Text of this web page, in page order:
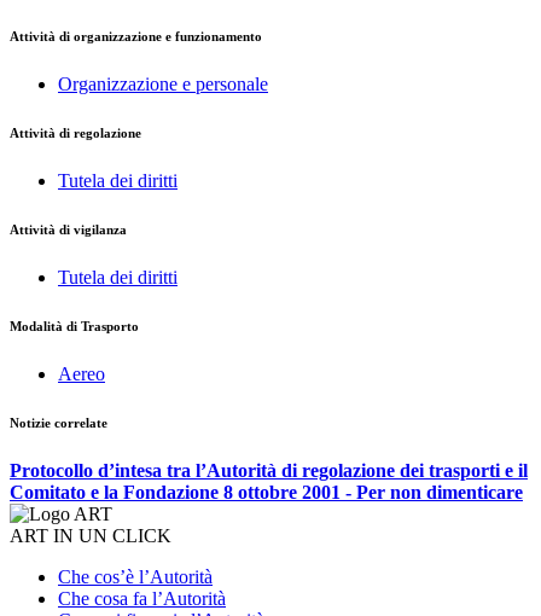
Attività di organizzazione e funzionamento
Organizzazione e personale
Attività di regolazione
Tutela dei diritti
Attività di vigilanza
Tutela dei diritti
Modalità di Trasporto
Aereo
Notizie correlate
Protocollo d’intesa tra l’Autorità di regolazione dei trasporti e il
Comitato e la Fondazione 8 ottobre 2001 - Per non dimenticare
ART IN UN CLICK
Che cos’è l’Autorità
Che cosa fa l’Autorità